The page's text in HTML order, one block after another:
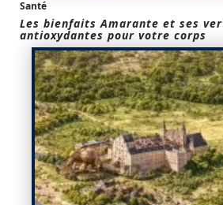
Santé
Les bienfaits Amarante et ses
antioxydantes pour votre corps